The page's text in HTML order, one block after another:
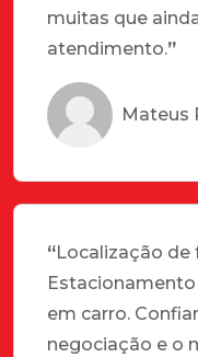
muitas que
atendimento.”
Mateus
“Localização de
em carro.
negociação e o